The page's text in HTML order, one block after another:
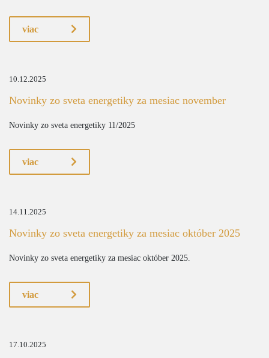
viac
10.12.2025
Novinky zo sveta energetiky za mesiac november
Novinky zo sveta energetiky 11/2025
viac
14.11.2025
Novinky zo sveta energetiky za mesiac október 2025
Novinky zo sveta energetiky za mesiac október 2025.
viac
17.10.2025